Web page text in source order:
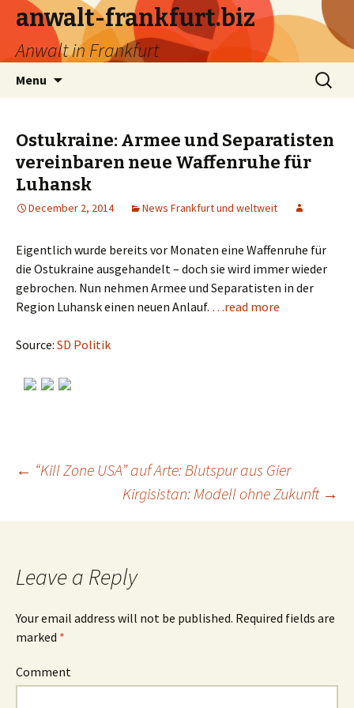
anwalt-frankfurt.biz
Anwalt in Frankfurt
Menu
Search
for:
Ostukraine: Armee und Separatisten
vereinbaren neue Waffenruhe für
Luhansk
December 2, 2014 News Frankfurt und weltweit
Eigentlich wurde bereits vor Monaten eine Waffenruhe für
die Ostukraine ausgehandelt – doch sie wird immer wieder
gebrochen. Nun nehmen Armee und Separatisten in der
Region Luhansk einen neuen Anlauf. …read more
Source: SD Politik
Post
navigation
← “Kill Zone USA” auf Arte: Blutspur aus Gier
Kirgisistan: Modell ohne Zukunft →
Leave a Reply
Your email address will not be published. Required fields are
marked *
Comment